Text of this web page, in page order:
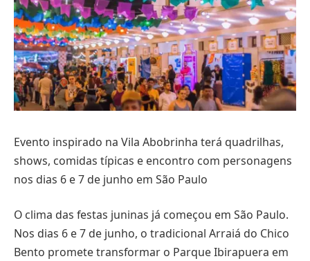
Evento inspirado na Vila Abobrinha terá quadrilhas,
shows, comidas típicas e encontro com personagens
nos dias 6 e 7 de junho em São Paulo
O clima das festas juninas já começou em São Paulo.
Nos dias 6 e 7 de junho, o tradicional Arraiá do Chico
Bento promete transformar o Parque Ibirapuera em